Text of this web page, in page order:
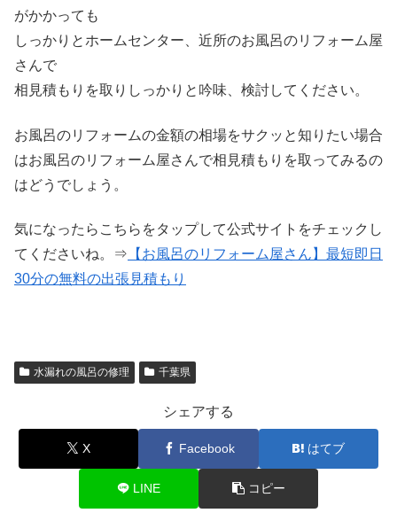
がかかっても
しっかりとホームセンター、近所のお風呂のリフォーム屋
さんで
相見積もりを取りしっかりと吟味、検討してください。
お風呂のリフォームの金額の相場をサクッと知りたい場合
はお風呂のリフォーム屋さんで相見積もりを取ってみるの
はどうでしょう。
気になったらこちらをタップして公式サイトをチェックし
てくださいね。⇒ 【お風呂のリフォーム屋さん】最短即日
30分の無料の出張見積もり
水漏れの風呂の修理 千葉県
シェアする
X Facebook はてブ
LINE コピー